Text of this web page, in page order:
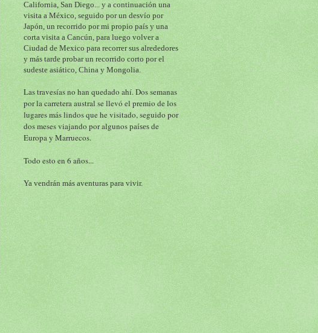
California, San Diego... y a continuación una
visita a México, seguido por un desvío por
Japón, un recorrido por mi propio país y una
corta visita a Cancún, para luego volver a
Ciudad de Mexico para recorrer sus alrededores
y más tarde probar un recorrido corto por el
sudeste asiático, China y Mongolia.
Las travesías no han quedado ahí. Dos semanas
por la carretera austral se llevó el premio de los
lugares más lindos que he visitado, seguido por
dos meses viajando por algunos países de
Europa y Marruecos.
Todo esto en 6 años...
Ya vendrán más aventuras para vivir.